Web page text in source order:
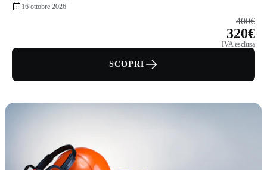
16 ottobre 2026
400€
320€
IVA esclusa
SCOPRI